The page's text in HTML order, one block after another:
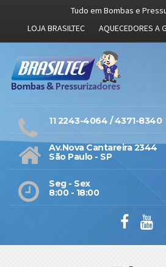
Tudo em Bombas e
LOJA BRASILTEC
AQUECEDORES A
11 2243-4064 / 4371-8340
Av.Nova Cantareira 2344
São Paulo - SP
Seg - Sex
8:00 - 18:00